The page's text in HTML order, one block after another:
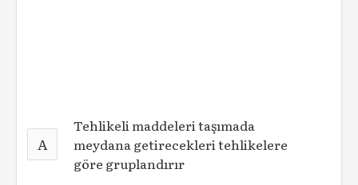
A
Tehlikeli maddeleri taşımada
meydana getirecekleri tehlikelere
göre gruplandırır